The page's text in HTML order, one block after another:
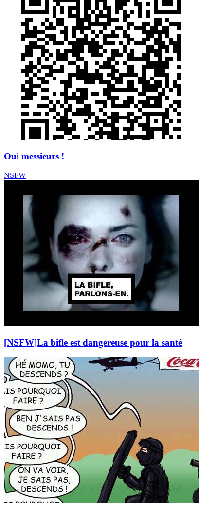
Oui messieurs !
NSFW
[NSFW]La bifle est dangereuse pour la santé